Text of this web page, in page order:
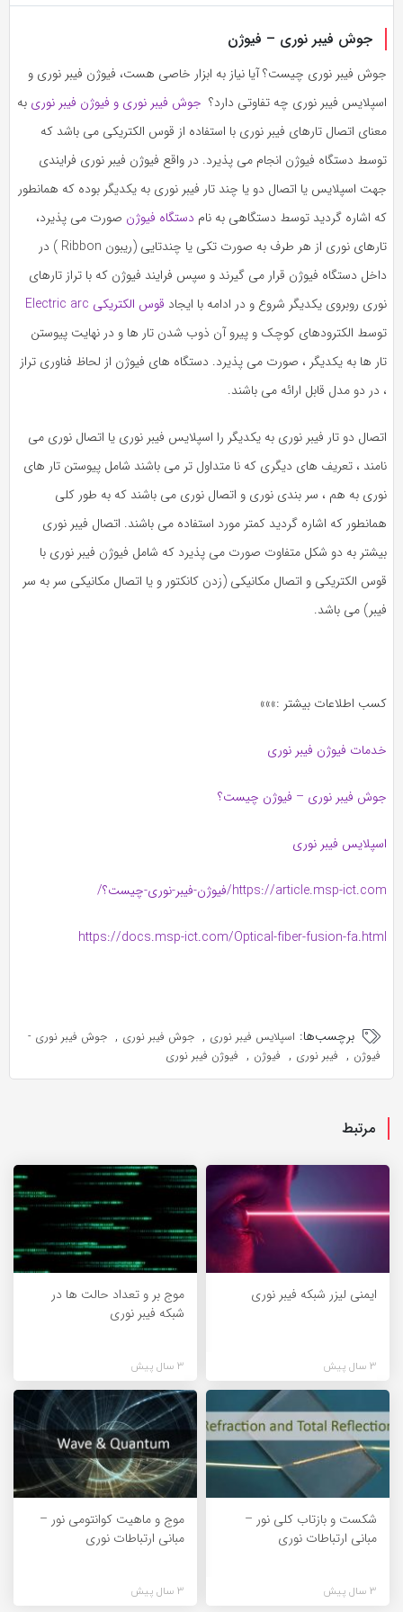
به
اشتراک
لینک
اشتراک
بگذارید.
کپی
لینک
جوش فیبر نوری – فیوژن
جوش فیبر نوری چیست؟ آیا نیاز به ابزار خاصی هست، فیوژن فیبر نوری و
اسپلایس فیبر نوری چه تفاوتی دارد؟ جوش فیبر نوری و فیوژن فیبر نوری به
معنای اتصال تارهای فیبر نوری با استفاده از قوس الکتریکی می باشد که
توسط دستگاه فیوژن انجام می پذیرد. در واقع فیوژن فیبر نوری فرایندی
جهت اسپلایس یا اتصال دو یا چند تار فیبر نوری به یکدیگر بوده که همانطور
که اشاره گردید توسط دستگاهی به نام دستگاه فیوژن صورت می پذیرد،
تارهای نوری از هر طرف به صورت تکی یا چندتایی (ریبون Ribbon ) در
داخل دستگاه فیوژن قرار می گیرند و سپس فرایند فیوژن که با تراز تارهای
نوری روبروی یکدیگر شروع و در ادامه با ایجاد قوس الکتریکی Electric arc
توسط الکترودهای کوچک و پیرو آن ذوب شدن تار ها و در نهایت پیوستن
تار ها به یکدیگر ، صورت می پذیرد. دستگاه های فیوژن از لحاظ فناوری تراز
، در دو مدل قابل ارائه می باشند.
اتصال دو تار فیبر نوری به یکدیگر را اسپلایس فیبر نوری یا اتصال نوری می
نامند ، تعریف های دیگری که نا متداول تر می باشند شامل پیوستن تار های
نوری به هم ، سر بندی نوری و اتصال نوری می باشند که به طور کلی
همانطور که اشاره گردید کمتر مورد استفاده می باشند. اتصال فیبر نوری
بیشتر به دو شکل متفاوت صورت می پذیرد که شامل فیوژن فیبر نوری با
قوس الکتریکی و اتصال مکانیکی (زدن کانکتور و یا اتصال مکانیکی سر به سر
فیبر) می باشد.
کسب اطلاعات بیشتر :»»»
خدمات فیوژن فیبر نوری
جوش فیبر نوری – فیوژن چیست؟
اسپلایس فیبر نوری
https://article.msp-ict.com/فیوژن-فیبر-نوری-چیست؟/
https://docs.msp-ict.com/Optical-fiber-fusion-fa.html
برچسب‌ها: اسپلایس فیبر نوری , جوش فیبر نوری , جوش فیبر نوری -
فیوژن , فیبر نوری , فیوژن , فیوژن فیبر نوری
مرتبط
ایمنی لیزر شبکه فیبر نوری
3 سال پیش
موج بر و تعداد حالت ها در
شبکه فیبر نوری
3 سال پیش
شکست و بازتاب کلی نور –
مبانی ارتباطات نوری
3 سال پیش
موج و ماهیت کوانتومی نور –
مبانی ارتباطات نوری
3 سال پیش